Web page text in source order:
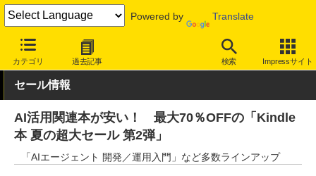
Powered by Translate
カテゴリ 過去記事 検索 Impressサイト
INTERNET Watch セール情報
セール情報
AI活用関連本が安い！ 最大70％OFFの「Kindle
本 夏の超大セール 第2弾」
「AIエージェント 開発／運用入門」など多数ラインアップ